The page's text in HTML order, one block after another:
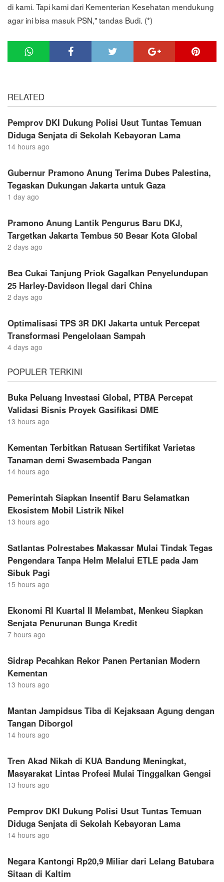
di kami. Tapi kami dari Kementerian Kesehatan mendukung
agar ini bisa masuk PSN," tandas Budi. (*)
RELATED
Pemprov DKI Dukung Polisi Usut Tuntas Temuan
Diduga Senjata di Sekolah Kebayoran Lama
14 hours ago
Gubernur Pramono Anung Terima Dubes Palestina,
Tegaskan Dukungan Jakarta untuk Gaza
1 day ago
Pramono Anung Lantik Pengurus Baru DKJ,
Targetkan Jakarta Tembus 50 Besar Kota Global
2 days ago
Bea Cukai Tanjung Priok Gagalkan Penyelundupan
25 Harley-Davidson Ilegal dari China
2 days ago
Optimalisasi TPS 3R DKI Jakarta untuk Percepat
Transformasi Pengelolaan Sampah
4 days ago
POPULER TERKINI
Buka Peluang Investasi Global, PTBA Percepat
Validasi Bisnis Proyek Gasifikasi DME
13 hours ago
Kementan Terbitkan Ratusan Sertifikat Varietas
Tanaman demi Swasembada Pangan
14 hours ago
Pemerintah Siapkan Insentif Baru Selamatkan
Ekosistem Mobil Listrik Nikel
13 hours ago
Satlantas Polrestabes Makassar Mulai Tindak Tegas
Pengendara Tanpa Helm Melalui ETLE pada Jam
Sibuk Pagi
15 hours ago
Ekonomi RI Kuartal II Melambat, Menkeu Siapkan
Senjata Penurunan Bunga Kredit
7 hours ago
Sidrap Pecahkan Rekor Panen Pertanian Modern
Kementan
13 hours ago
Mantan Jampidsus Tiba di Kejaksaan Agung dengan
Tangan Diborgol
14 hours ago
Tren Akad Nikah di KUA Bandung Meningkat,
Masyarakat Lintas Profesi Mulai Tinggalkan Gengsi
13 hours ago
Pemprov DKI Dukung Polisi Usut Tuntas Temuan
Diduga Senjata di Sekolah Kebayoran Lama
14 hours ago
Negara Kantongi Rp20,9 Miliar dari Lelang Batubara
Sitaan di Kaltim